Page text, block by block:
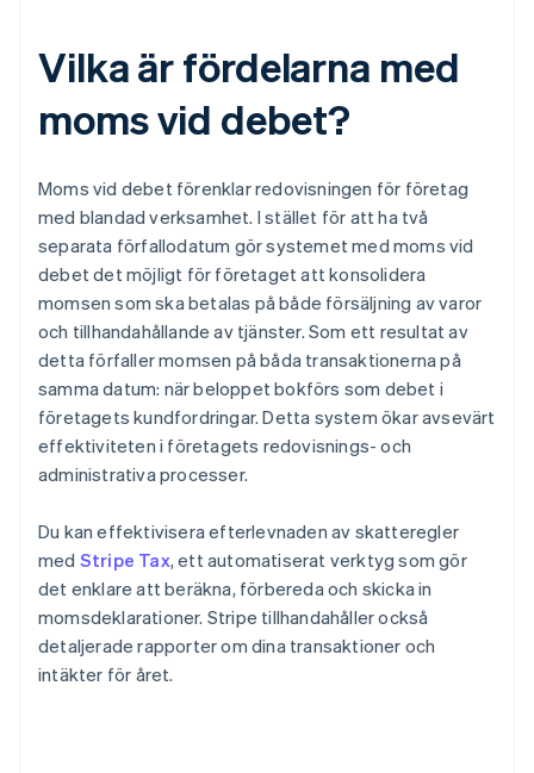
Vilka är fördelarna med
moms vid debet?
Moms vid debet förenklar redovisningen för företag
med blandad verksamhet. I stället för att ha två
separata förfallodatum gör systemet med moms vid
debet det möjligt för företaget att konsolidera
momsen som ska betalas på både försäljning av varor
och tillhandahållande av tjänster. Som ett resultat av
detta förfaller momsen på båda transaktionerna på
samma datum: när beloppet bokförs som debet i
företagets kundfordringar. Detta system ökar avsevärt
effektiviteten i företagets redovisnings- och
administrativa processer.
Du kan effektivisera efterlevnaden av skatteregler
med Stripe Tax, ett automatiserat verktyg som gör
det enklare att beräkna, förbereda och skicka in
momsdeklarationer. Stripe tillhandahåller också
detaljerade rapporter om dina transaktioner och
intäkter för året.